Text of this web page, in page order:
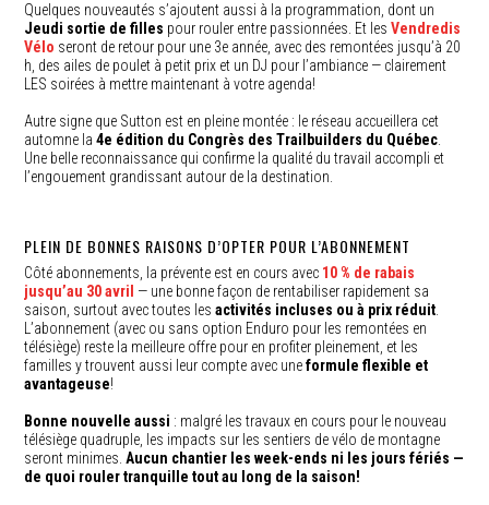
Quelques nouveautés s’ajoutent aussi à la programmation, dont un
Jeudi sortie de filles pour rouler entre passionnées. Et lesVendredis
Vélo seront de retour pour une 3e année, avec des remontées jusqu’à 20
h, des ailes de poulet à petit prix et un DJ pour l’ambiance — clairement
LES soirées à mettre maintenant à votre agenda!
Autre signe que Sutton est en pleine montée : le réseau accueillera cet
automne la 4e édition du Congrès des Trailbuilders du Québec
Une belle reconnaissance qui confirme la qualité du travail accompli et
l’engouement grandissant autour de la destination.
PLEIN DE BONNES RAISONS D’OPTER POUR L’ABONNEMENT
Côté abonnements, la prévente est en cours avec 10 % de rabais
jusqu’au 30 avril — une bonne façon de rentabiliser rapidement sa
saison, surtout avec toutes lesactivités incluses ou à prix réduit
L’abonnement (avec ou sans option Enduro pour les remontées en
télésiège) reste la meilleure offre pour en profiter pleinement, et les
familles y trouvent aussi leur compte avec uneformule flexible et
avantageuse!
Bonne nouvelle aussi : malgré les travaux en cours pour le nouveau
télésiège quadruple, les impacts sur les sentiers de vélo de montagne
seront minimes. Aucun chantier les week-ends ni les jours fériés —
de quoi rouler tranquille tout au long de la saison!